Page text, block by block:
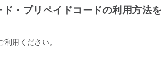
・プリペイドコードの利用方法
利用ください。